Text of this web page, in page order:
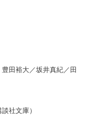
田裕大／坂井真紀／田
社文庫）